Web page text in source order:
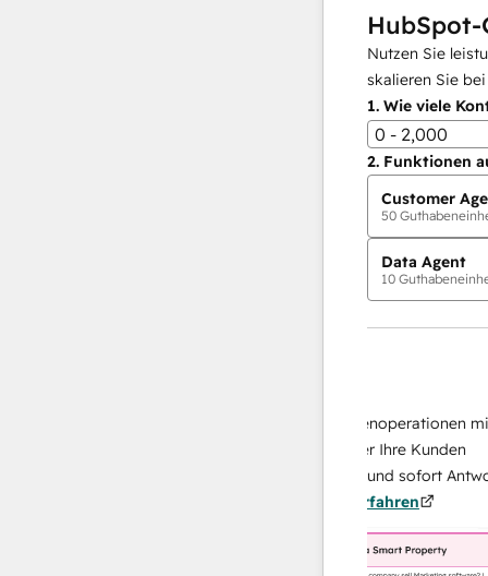
HubSpot-
Nutzen Sie
skalieren Sie
1. Wie viele
0 - 2,000
2. Funktionen
Customer
50
Data Agent
10
Skalieren Sie Ihrer Datenoperationen mit
KI-gestützten Agent, der Ihre Kunden
recherchiert, analysiert und sofort Antworten
Mehr erfahren